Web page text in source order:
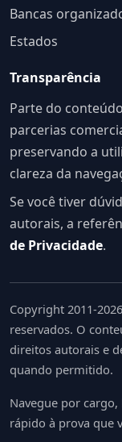
Bancas
Estados
Transparência
Parte do
parcerias
preservando a
clareza da
Se você tiver
autorais, a
de Privacidade.
Copyright 2011-
reservados. O
direitos autorais e
quando permitido.
Navegue por
rápido à prova que